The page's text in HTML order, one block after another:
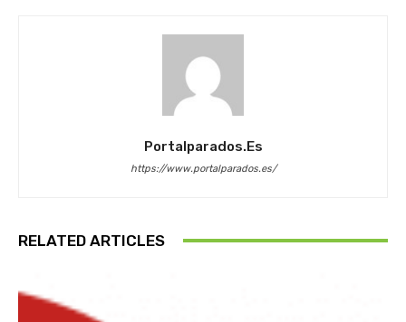
Portalparados.es
https://www.portalparados.es/
RELATED ARTICLES